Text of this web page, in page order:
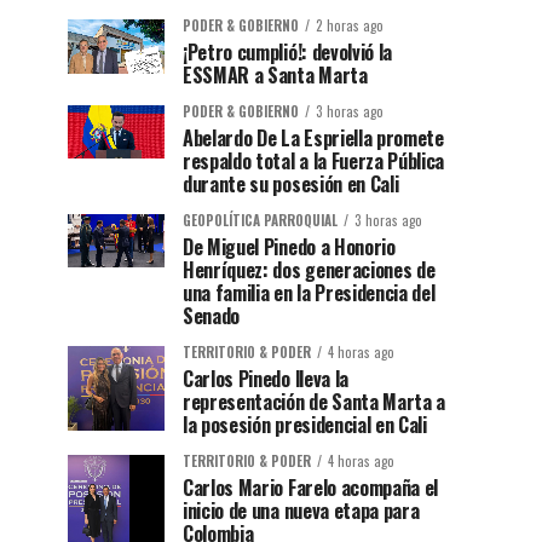
PODER & GOBIERNO 2 horas ago
¡Petro cumplió!: devolvió la
ESSMAR a Santa Marta
PODER & GOBIERNO 3 horas ago
Abelardo De La Espriella promete
respaldo total a la Fuerza Pública
durante su posesión en Cali
GEOPOLÍTICA PARROQUIAL 3 horas ago
De Miguel Pinedo a Honorio
Henríquez: dos generaciones de
una familia en la Presidencia del
Senado
TERRITORIO & PODER 4 horas ago
Carlos Pinedo lleva la
representación de Santa Marta a
la posesión presidencial en Cali
TERRITORIO & PODER 4 horas ago
Carlos Mario Farelo acompaña el
inicio de una nueva etapa para
Colombia